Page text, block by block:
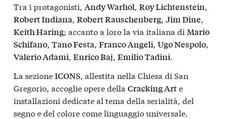
Tra i protagonisti, Andy Warhol, Roy Lichtenstein,
Robert Indiana, Robert Rauschenberg, Jim Dine,
Keith Haring; accanto a loro la via italiana di Mario
Schifano, Tano Festa, Franco Angeli, Ugo Nespolo,
Valerio Adami, Enrico Baj, Emilio Tadini.
La sezioneICONS, allestita nella Chiesa di San
Gregorio, accoglie opere della Cracking Arte
installazioni dedicate al tema della serialità, del
segno e del colore come linguaggio universale.